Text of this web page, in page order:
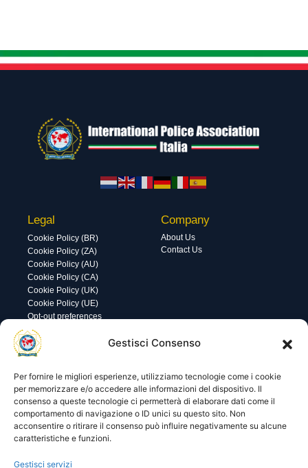
Gestisci Consenso
Per fornire le migliori esperienze, utilizziamo tecnologie come i cookie
per memorizzare e/o accedere alle informazioni del dispositivo. Il
consenso a queste tecnologie ci permetterà di elaborare dati come il
comportamento di navigazione o ID unici su questo sito. Non
acconsentire o ritirare il consenso può influire negativamente su alcune
caratteristiche e funzioni.
Gestisci servizi
Legal
Cookie Policy (BR)
Cookie Policy (ZA)
Cookie Policy (AU)
Cookie Policy (CA)
Cookie Policy (UK)
Cookie Policy (UE)
Opt-out preferences
Company
About Us
Contact Us
Utility
Visite di oggi: 23
Visite totali: 13373
Area gestione
Password